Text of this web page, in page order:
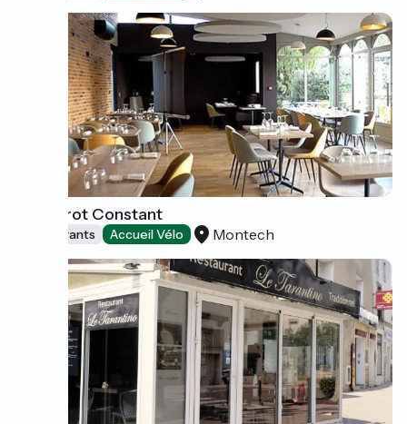
Le Bistrot Constant
Restaurants Accueil Vélo Montech